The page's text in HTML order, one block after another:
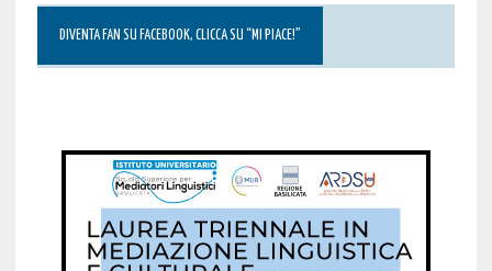
DIVENTA FAN SU FACEBOOK, CLICCA SU “MI PIACE!”